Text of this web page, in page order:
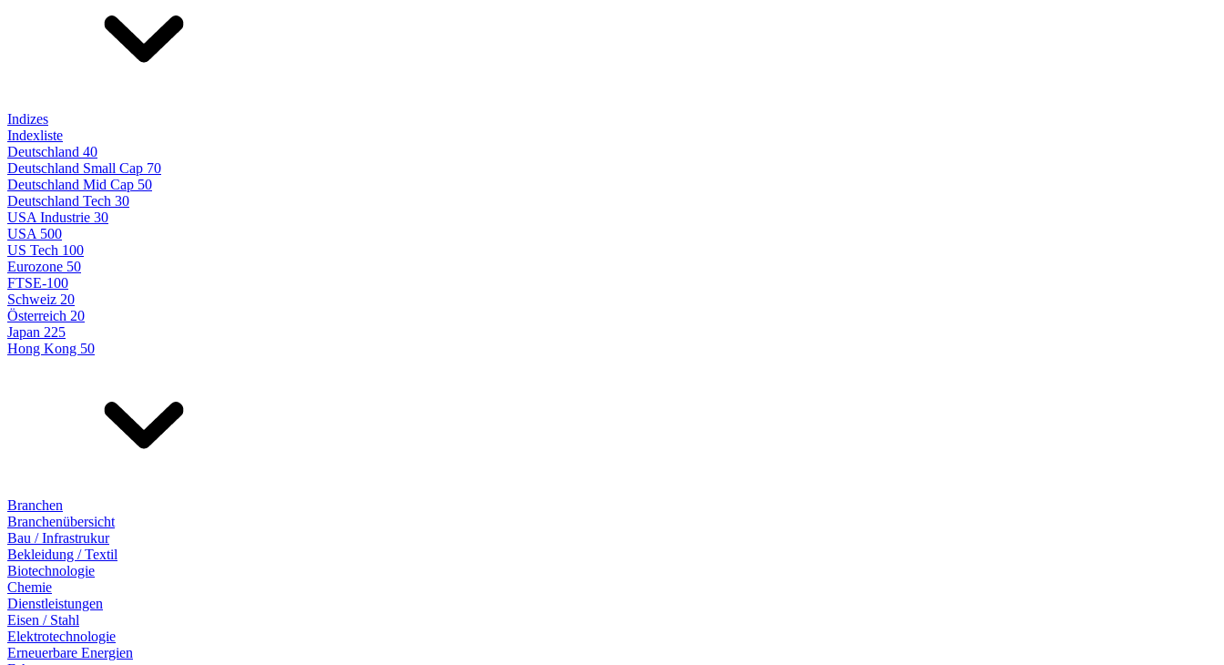
Indizes
Indexliste
Deutschland 40
Deutschland Small Cap 70
Deutschland Mid Cap 50
Deutschland Tech 30
USA Industrie 30
USA 500
US Tech 100
Eurozone 50
FTSE-100
Schweiz 20
Österreich 20
Japan 225
Hong Kong 50
Branchen
Branchenübersicht
Bau / Infrastrukur
Bekleidung / Textil
Biotechnologie
Chemie
Dienstleistungen
Eisen / Stahl
Elektrotechnologie
Erneuerbare Energien